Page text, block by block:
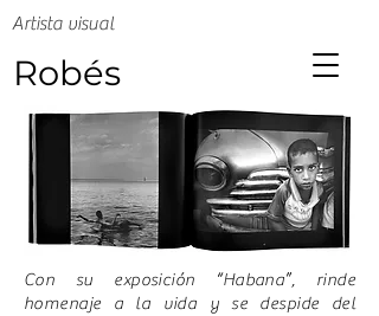
Robés
Artista visual
Con su exposición “Habana”, rinde
homenaje a la vida y se despide del